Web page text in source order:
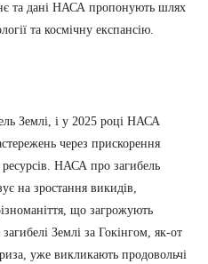
та дані НАСА пропонують шлях
та космічну експансію.
Землі, і у 2025 році НАСА
через прискорення
НАСА про загибель
на зростання викидів,
що загрожують
Землі за Гокінгом, як-от
уже викликають продовольчі